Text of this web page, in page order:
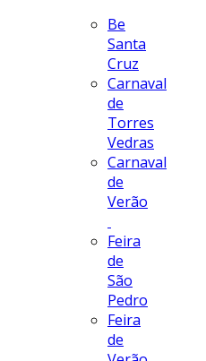
Be
Santa
Cruz
Carnaval
de
Torres
Vedras
Carnaval
de
Verão
Feira
de
São
Pedro
Feira
de